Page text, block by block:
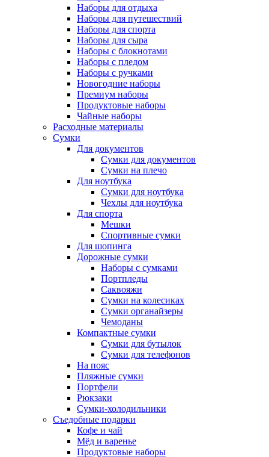
Наборы для отдыха
Наборы для путешествий
Наборы для спорта
Наборы для сыра
Наборы с блокнотами
Наборы с пледом
Наборы с ручками
Новогодние наборы
Премиум наборы
Продуктовые наборы
Чайные наборы
Расходные материалы
Сумки
Для документов
Сумки для документов
Сумки на плечо
Для ноутбука
Сумки для ноутбука
Чехлы для ноутбука
Для спорта
Мешки
Спортивные сумки
Для шопинга
Дорожные сумки
Наборы с сумками
Портпледы
Саквояжи
Сумки на колесиках
Сумки органайзеры
Чемоданы
Компактные сумки
Сумки для бутылок
Сумки для телефонов
На пояс
Пляжные сумки
Портфели
Рюкзаки
Сумки-холодильники
Съедобные подарки
Кофе и чай
Мёд и варенье
Продуктовые наборы